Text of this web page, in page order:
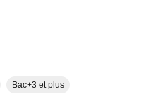
Bac+3 et plus